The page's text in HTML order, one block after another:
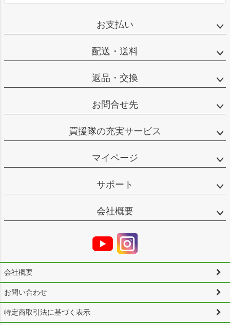
お支払い
配送・送料
返品・交換
お問合せ先
買援隊の充実サービス
マイページ
サポート
会社概要
会社概要
お問い合わせ
特定商取引法に基づく表示